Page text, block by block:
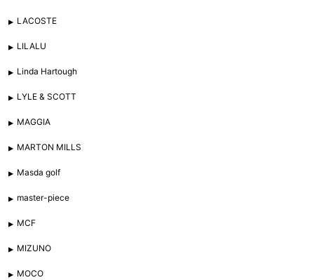
LACOSTE
LILALU
Linda Hartough
LYLE & SCOTT
MAGGIA
MARTON MILLS
Masda golf
master-piece
MCF
MIZUNO
MOCO